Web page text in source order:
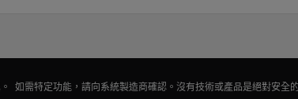
如需特定功能，請向系統製造商確認。沒有技術或產品是絕對安全